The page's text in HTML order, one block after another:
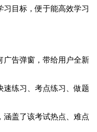
习目标，便于能高效学习
广告弹窗，带给用户全新
速练习、考点练习、做题
涵盖了该考试热点、难点